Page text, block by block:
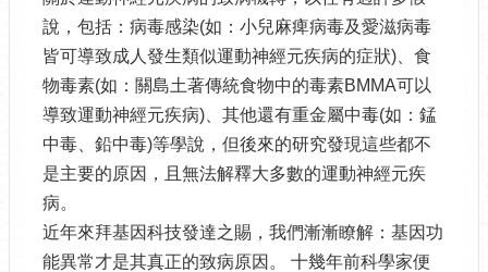
說，包括：病毒感染(如：小兒麻痺病毒及愛滋病毒
皆可導致成人發生類似運動神經元疾病的症狀)、食
物毒素(如：關島土著傳統食物中的毒素BMMA可以
導致運動神經元疾病)、其他還有重金屬中毒(如：錳
中毒、鉛中毒)等學說，但後來的研究發現這些都不
是主要的原因，且無法解釋大多數的運動神經元疾
病。
近年來拜基因科技發達之賜，我們漸漸瞭解：基因功
能異常才是其真正的致病原因。 十幾年前科學家便